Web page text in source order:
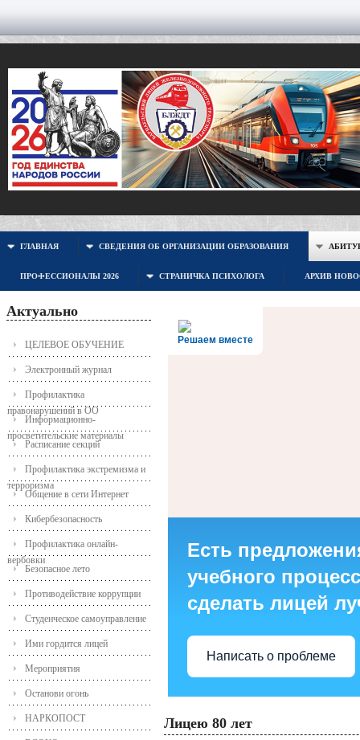
ГЛАВНАЯ СВЕДЕНИЯ ОБ ОРГАНИЗАЦИИ ОБРАЗОВАНИЯ
ПРОФЕССИОНАЛЫ 2026 СТРАНИЧКА ПСИХОЛОГА АРХИВ
Актуально
ЦЕЛЕВОЕ ОБУЧЕНИЕ
Электронный журнал
Профилактика
правонарушений в ОО
Информационно-
просветительские материалы
Расписание секций
Профилактика экстремизма и
терроризма
Общение в сети Интернет
Кибербезопасность
Профилактика онлайн-
вербовки
Безопасное лето
Противодействие коррупции
Студенческое самоуправление
Ими гордится лицей
Мероприятия
Останови огонь
НАРКОПОСТ
Решаем вместе
Есть
учебного
сделать лицей
Написать о проблеме
Лицею 80 лет